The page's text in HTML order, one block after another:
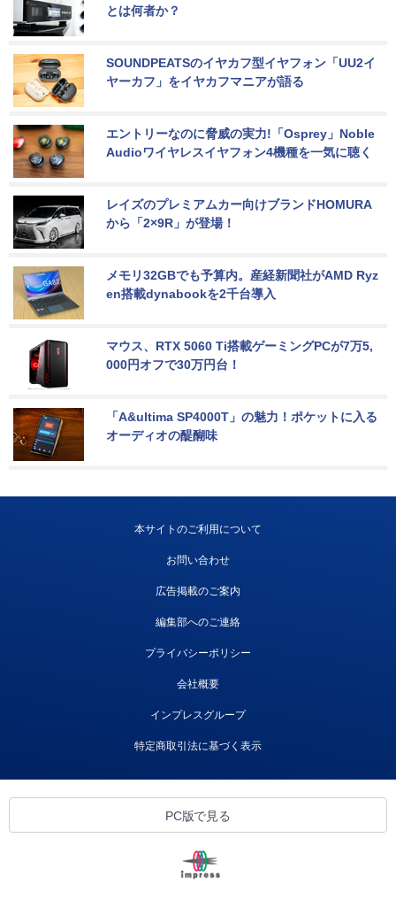
とは何者か？
SOUNDPEATSのイヤカフ型イヤフォン「UU2イ
ヤーカフ」をイヤカフマニアが語る
エントリーなのに脅威の実力!「Osprey」Noble
Audioワイヤレスイヤフォン4機種を一気に聴く
レイズのプレミアムカー向けブランドHOMURA
から「2×9R」が登場！
メモリ32GBでも予算内。産経新聞社がAMD Ryz
en搭載dynabookを2千台導入
マウス、RTX 5060 Ti搭載ゲーミングPCが7万5,
000円オフで30万円台！
「A&ultima SP4000T」の魅力！ポケットに入る
オーディオの醍醐味
本サイトのご利用について
お問い合わせ
広告掲載のご案内
編集部へのご連絡
プライバシーポリシー
会社概要
インプレスグループ
特定商取引法に基づく表示
PC版で見る